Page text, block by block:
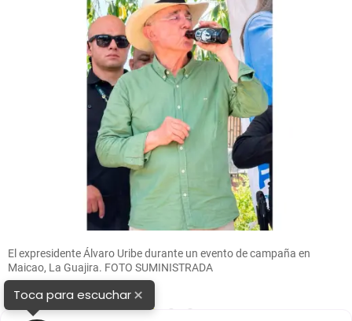
El expresidente Álvaro Uribe durante un evento de campaña en
Maicao, La Guajira. FOTO SUMINISTRADA
Toca para escuchar×